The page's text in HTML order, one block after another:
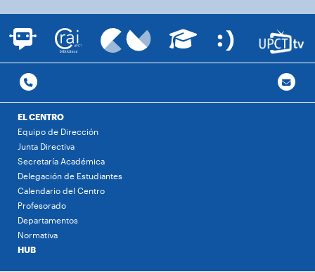
EL CENTRO
Equipo de Dirección
Junta Directiva
Secretaría Académica
Delegación de Estudiantes
Calendario del Centro
Profesorado
Departamentos
Normativa
HUB